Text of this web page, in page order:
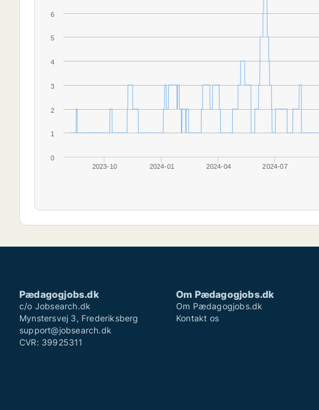
2023-10 2024-01 2024-04 2024-07
0
1
2
3
4
5
6
Pædagogjobs.dk
c/o Jobsearch.dk
Mynstersvej 3, Frederiksberg
support@jobsearch.dk
CVR: 39925311
Om Pædagogjobs.dk
Om Pædagogjobs.dk
Kontakt os